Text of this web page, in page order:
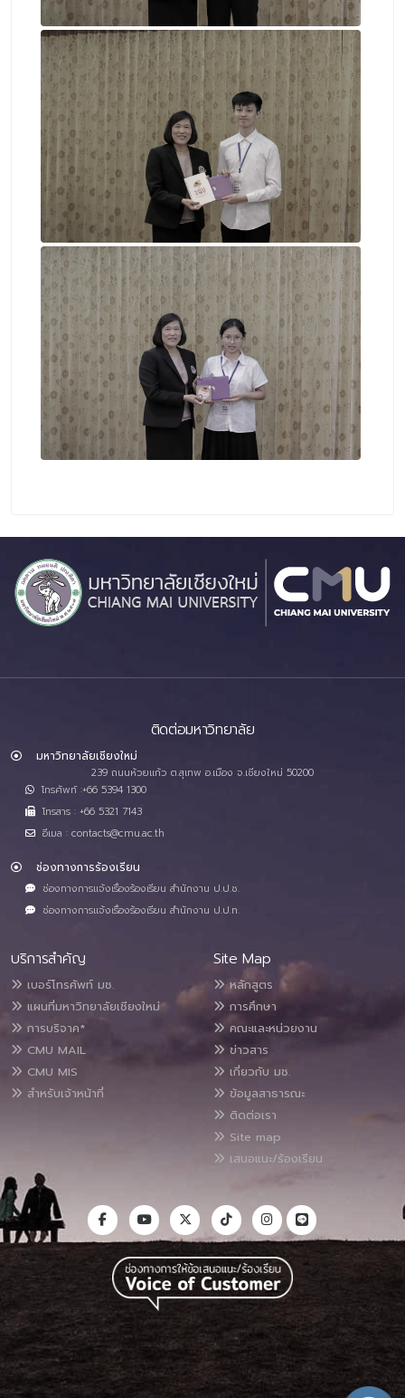
ติดต่อมหาวิทยาลัย
มหาวิทยาลัยเชียงใหม่
239 ถนนห้วยแก้ว ต.สุเทพ อ.เมือง จ.เชียงใหม่ 50200
โทรศัพท์ :+66 5394 1300
โทรสาร : +66 5321 7143
อีเมล : contacts@cmu.ac.th
ช่องทางการร้องเรียน
ช่องทางการแจ้งเรื่องร้องเรียน สำนักงาน ป.ป.ช.
ช่องทางการแจ้งเรื่องร้องเรียน สำนักงาน ป.ป.ท.
บริการสำคัญ
เบอร์โทรศัพท์ มช.
แผนที่มหาวิทยาลัยเชียงใหม่
การบริจาค*
CMU MAIL
CMU MIS
สำหรับเจ้าหน้าที่
Site Map
หลักสูตร
การศึกษา
คณะและหน่วยงาน
ข่าวสาร
เกี่ยวกับ มช.
ข้อมูลสาธารณะ
ติดต่อเรา
Site map
เสนอแนะ/ร้องเรียน